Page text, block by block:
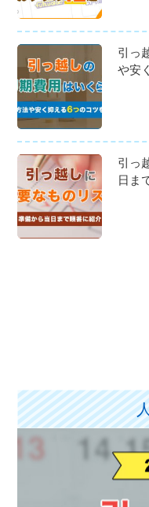
引っ
や安
引っ
日ま